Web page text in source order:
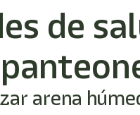
de
arena